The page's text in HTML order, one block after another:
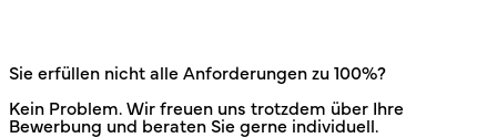
Sie erfüllen nicht alle Anforderungen zu 100%?
Kein Problem. Wir freuen uns trotzdem über Ihre
Bewerbung und beraten Sie gerne individuell.